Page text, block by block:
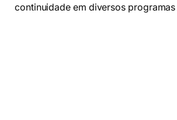
continuidade em diversos